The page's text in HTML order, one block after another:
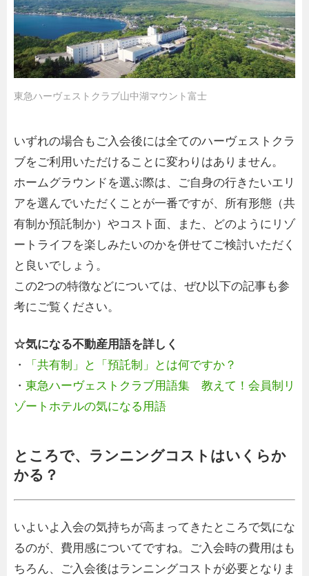
東急ハーヴェストクラブ山中湖マウント富士
いずれの場合もご入会後には全てのハーヴェストクラ
ブをご利用いただけることに変わりはありません。
ホームグラウンドを選ぶ際は、ご自身の行きたいエリ
アを選んでいただくことが一番ですが、所有形態（共
有制か預託制か）やコスト面、また、どのようにリゾ
ートライフを楽しみたいのかを併せてご検討いただく
と良いでしょう。
この2つの特徴などについては、ぜひ以下の記事も参
考にご覧ください。
☆気になる不動産用語を詳しく
・
「共有制」と「預託制」とは何ですか？
・ 東急ハーヴェストクラブ用語集 教えて！会員制リ
ゾートホテルの気になる用語
ところで、ランニングコストはいくらか
かる？
いよいよ入会の気持ちが高まってきたところで気にな
るのが、費用感についてですね。ご入会時の費用はも
ちろん、ご入会後はランニングコストが必要となりま